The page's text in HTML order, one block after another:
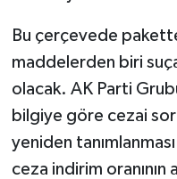
Bu çerçevede
maddelerden biri
olacak. AK Parti
bilgiye göre cezai
yeniden
ceza indirim oranının